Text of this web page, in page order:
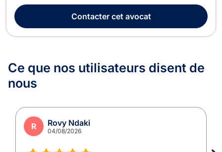
cadre des divorces contentieux ou à l’amiable et en matière de
cohabitation légale ou...Contactercet avocat
Ce que nos utilisateurs disent de
nous
R Rovy Ndaki
04/08/2026